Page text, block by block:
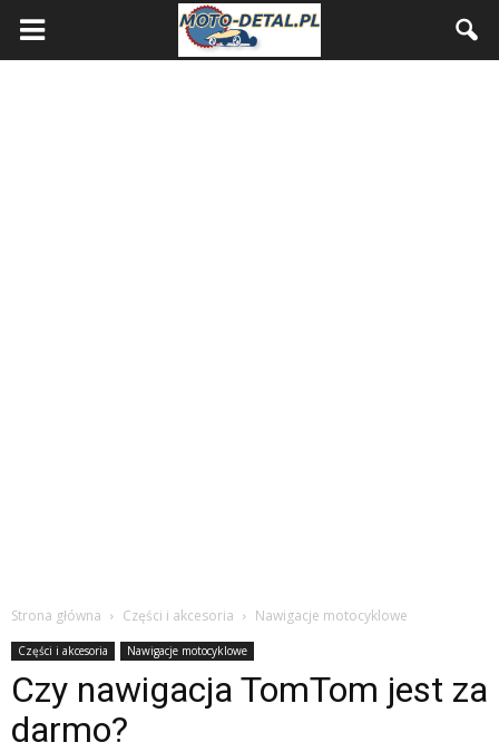
Strona główna Części i akcesoria Nawigacje motocyklowe
Części i akcesoria Nawigacje motocyklowe
Czy nawigacja TomTom jest za
darmo?